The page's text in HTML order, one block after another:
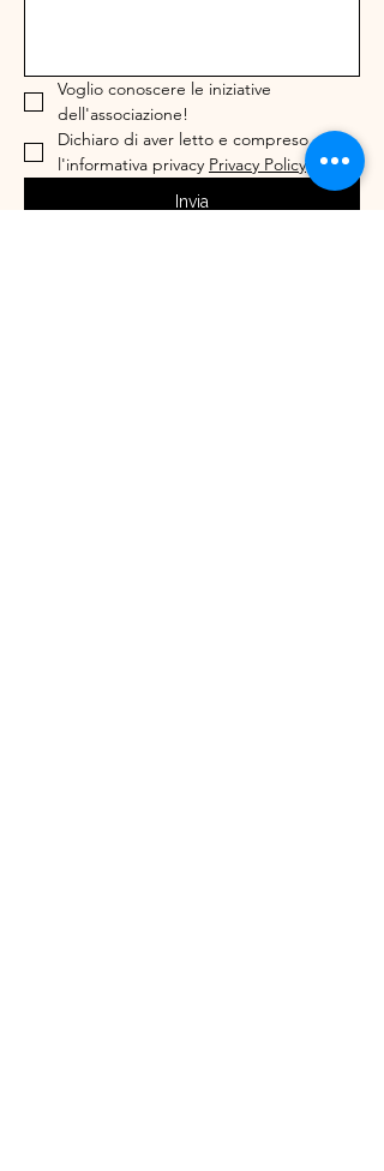
Voglio conoscere le iniziative
dell'associazione!
Dichiaro di aver letto e compreso
l'informativa privacy Privacy Policy
Invia